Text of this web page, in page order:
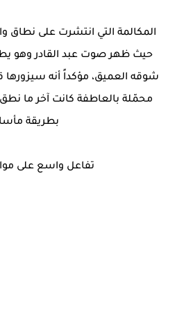
المكالمة التي انتشرت على
حيث ظهر صوت عبد القادر وهو
شوقه العميق، مؤكداً أنه
محمّلة بالعاطفة كانت آخر ما
بطريقة
تفاعل واسع على